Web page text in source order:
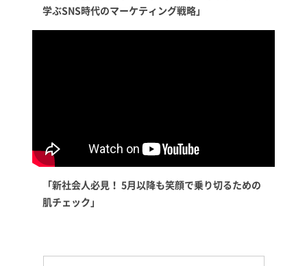
学ぶSNS時代のマーケティング戦略」
「新社会人必見！ 5月以降も笑顔で乗り切るための
肌チェック」